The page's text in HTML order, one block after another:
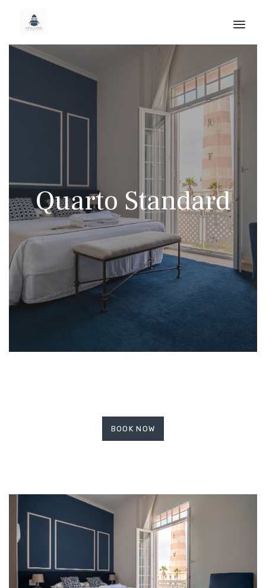
Quarto Standard
BOOK NOW